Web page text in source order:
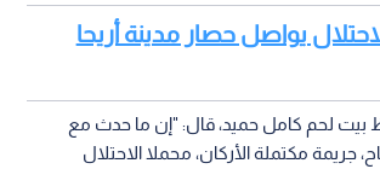
يواصل حصار مدينة أريحا
بيت لحم كامل حميد، قال: "إن ما حدث مع
جريمة مكتملة الأركان، محملا الاحتلال